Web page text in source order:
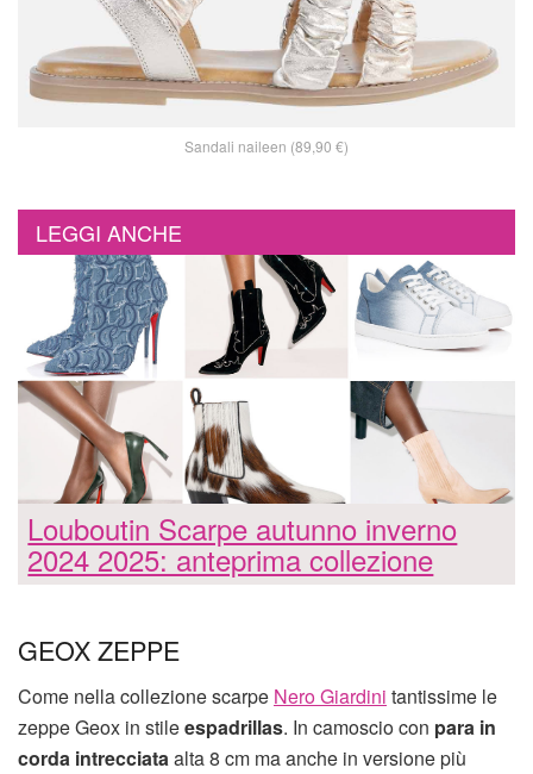
Sandali naileen (89,90 €)
LEGGI ANCHE
Louboutin Scarpe autunno inverno
2024 2025: anteprima collezione
GEOX ZEPPE
Come nella collezione scarpe Nero Giardini tantissime le
zeppe Geox in stileespadrillas. In camoscio con para in
corda intrecciataalta 8 cm ma anche in versione più